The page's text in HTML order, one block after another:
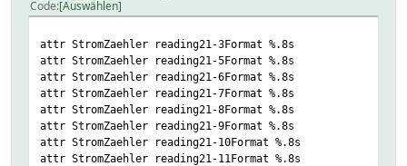
Code Auswählen
attr StromZaehler reading21-3Format %.8s
attr StromZaehler reading21-5Format %.8s
attr StromZaehler reading21-6Format %.8s
attr StromZaehler reading21-7Format %.8s
attr StromZaehler reading21-8Format %.8s
attr StromZaehler reading21-9Format %.8s
attr StromZaehler reading21-10Format %.8s
attr StromZaehler reading21-11Format %.8s